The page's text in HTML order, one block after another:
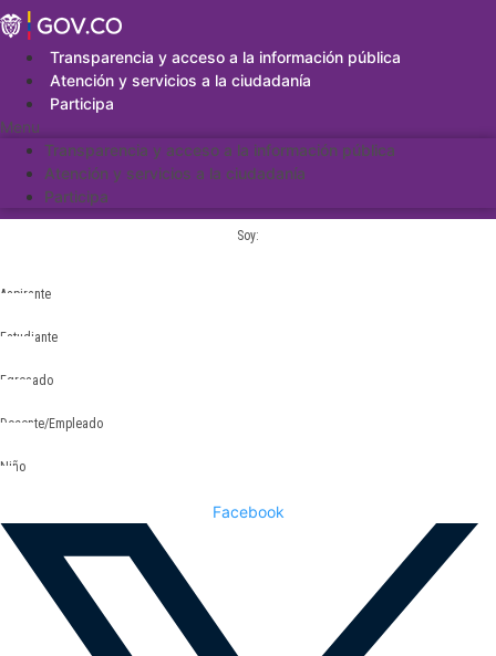
Saltar
al
contenidoTransparencia y acceso a la información pública
Atención y servicios a la ciudadanía
Participa
Menu
Transparencia y acceso a la información pública
Atención y servicios a la ciudadanía
Participa
Soy:
Aspirante
Estudiante
Egresado
Docente/Empleado
Niño
Facebook